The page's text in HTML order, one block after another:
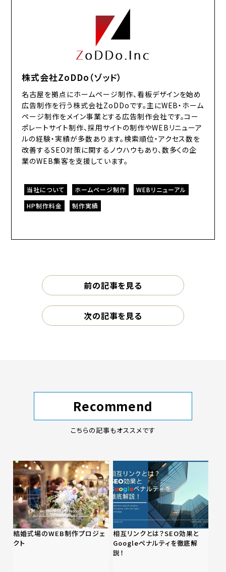
株式会社ZoDDo（ゾッド）
名古屋を拠点にホームページ制作、看板デザインを始め
広告制作を行う株式会社ZoDDoです。主にWEB・ホーム
ページ制作をメイン事業とする広告制作会社です。コー
ポレートサイト制作、採用サイトの制作やWEBリニューア
ルの経験・実績が多数あります。検索順位・アクセス数を
改善するSEO対策に関するノウハウもあり、数多くの企
業のWEB集客を支援しています。
当社について ホームページ制作
WEBリニューアル
HP制作料金
制作実績
前の記事を見る
次の記事を見る
Recommend
こちらの記事もオススメです
結婚式場のWEB制作プロジェ
クト
相互リンクとは？SEO効果と
Googleペナルティを徹底解
説！